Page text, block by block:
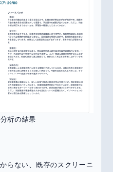
析の結果
らない、既存のスクリーニ